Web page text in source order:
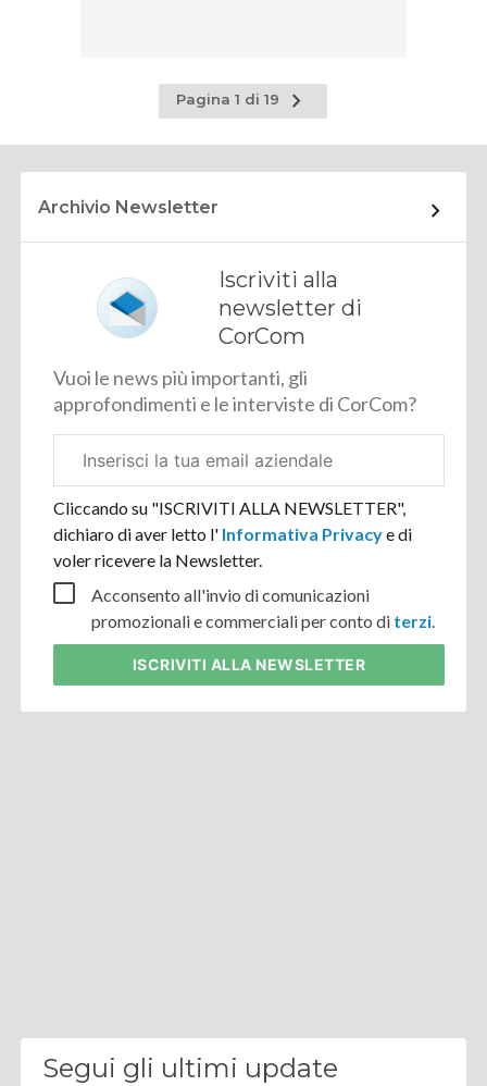
Pagina 1 di 19
Pagina
successiva
Archivio Newsletter
Iscriviti alla
newsletter di
CorCom
Vuoi le news più importanti, gli
approfondimenti e le interviste di CorCom?
aziendale
Cliccando su "ISCRIVITI ALLA NEWSLETTER",
dichiaro di aver letto l' Informativa Privacye di
voler ricevere la Newsletter.
Acconsento all'invio di comunicazioni
promozionali e commerciali per conto di terzi.
ISCRIVITI ALLA NEWSLETTER
Segui gli ultimi update